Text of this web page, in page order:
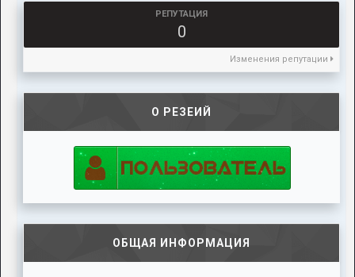
РЕПУТАЦИЯ
0
Изменения репутации
О РЕЗЕИЙ
ОБЩАЯ ИНФОРМАЦИЯ